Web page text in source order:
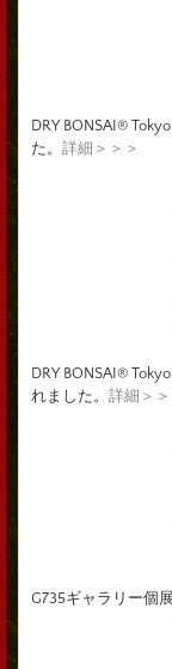
DRY BONSAI®
た。 詳細＞＞＞
DRY BONSAI®
れました。 詳細＞＞
G735ギャラリー個展